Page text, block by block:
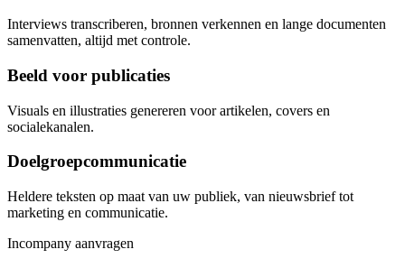
Interviews transcriberen, bronnen verkennen en lange documenten
samenvatten, altijd met controle.
Beeld voor publicaties
Visuals en illustraties genereren voor artikelen, covers en
socialekanalen.
Doelgroepcommunicatie
Heldere teksten op maat van uw publiek, van nieuwsbrief tot
marketing en communicatie.
Incompany aanvragen